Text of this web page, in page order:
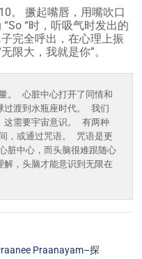
。 撅起嘴唇，用嘴吹口
“时，听吸气时发出的
完全呼出，在心理上振
限大，我就是你”。
。 心脏中心打开了同情和
过渡到水瓶座时代。 我们
这需要宇宙意识。 有两种
，或通过咒语。 咒语是更
脏中心，而头脑很难跟随心
，头脑才能意识到无限在
Praanayam–探